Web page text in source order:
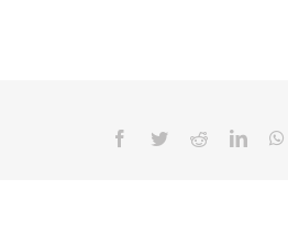
Facebook
TwitterReddit